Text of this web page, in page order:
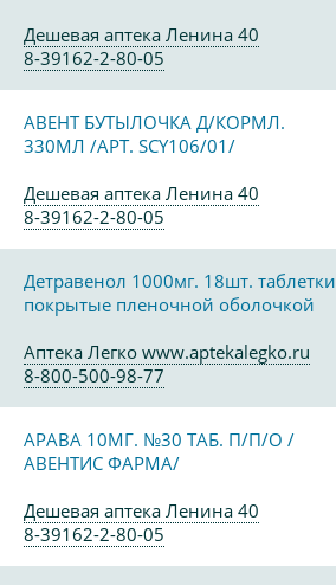
Дешевая аптека Ленина 40
8-39162-2-80-05
АВЕНТ БУТЫЛОЧКА Д/КОРМЛ.
330МЛ /АРТ. SCY106/01/
Дешевая аптека Ленина 40
8-39162-2-80-05
Детравенол 1000мг. 18шт. таблетки
покрытые пленочной оболочкой
Аптека Легко www.aptekalegko.ru
8-800-500-98-77
АРАВА 10МГ. №30 ТАБ. П/П/О /
АВЕНТИС ФАРМА/
Дешевая аптека Ленина 40
8-39162-2-80-05